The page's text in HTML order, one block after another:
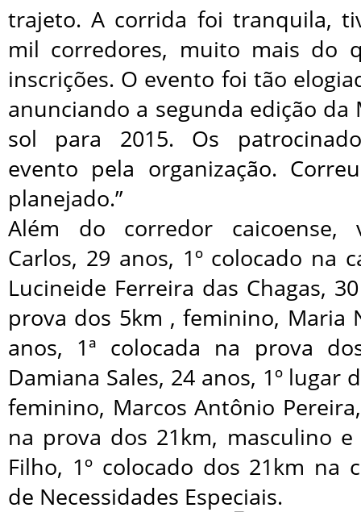
trajeto. A corrida foi tranquila,
mil corredores, muito mais do
inscrições. O evento foi tão
anunciando a segunda edição da
sol para 2015. Os
evento pela organização.
planejado.”
Além do corredor caicoense,
Carlos, 29 anos, 1º colocado na
Lucineide Ferreira das Chagas,
prova dos 5km , feminino, Maria
anos, 1ª colocada na prova
Damiana Sales, 24 anos, 1º lugar
feminino, Marcos Antônio
na prova dos 21km, masculino
Filho, 1º colocado dos 21km na
de Necessidades Especiais.